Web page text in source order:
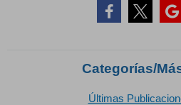
Categorías/
Últimas